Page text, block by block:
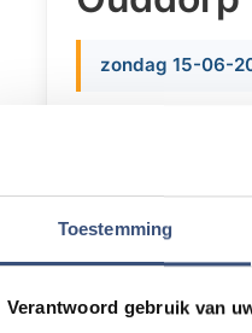
Toestemming
Verantwoord gebruik van
zondag 15-06-
Al vele jaren
Ouddorp een
welkom deze
de piano
Voorganger in
aan de